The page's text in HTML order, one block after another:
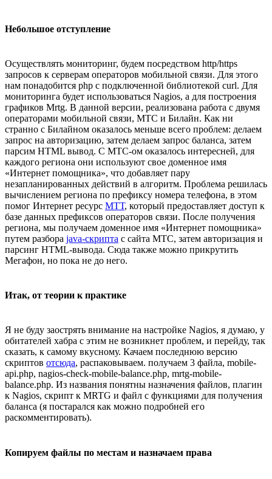
Небольшое отступление
Осуществлять мониторинг, будем посредством http/https
запросов к серверам операторов мобильной связи. Для этого
нам понадобится php с подключенной библиотекой curl. Для
мониторинга будет использоваться Nagios, а для построения
графиков Mrtg. В данной версии, реализована работа с двумя
операторами мобильной связи, МТС и Билайн. Как ни
странно с Билайном оказалось меньше всего проблем: делаем
запрос на авторизацию, затем делаем запрос баланса, затем
парсим HTML вывод. С МТС-ом оказалось интересней, для
каждого региона они используют свое доменное имя
«Интернет помощника», что добавляет пару
незапланированных действий в алгоритм. Проблема решилась
вычислением региона по префиксу номера телефона, в этом
помог Интернет ресурс МТТ, который предоставляет доступ к
базе данных префиксов операторов связи. После получения
региона, мы получаем доменное имя «Интернет помощника»
путем разбора java-скрипта с сайта МТС, затем авторизация и
парсинг HTML-вывода. Сюда также можно прикрутить
Мегафон, но пока не до него.
Итак, от теории к практике
Я не буду заострять внимание на настройке Nagios, я думаю, у
обитателей хабра с этим не возникнет проблем, и перейду, так
сказать, к самому вкусному. Качаем последнюю версию
скриптов отсюда, распаковываем. получаем 3 файла, mobile-
api.php, nagios-check-mobile-balance.php, mrtg-mobile-
balance.php. Из названия понятны назначения файлов, плагин
к Nagios, скрипт к MRTG и файл с функциями для получения
баланса (я постарался как можно подробней его
раскомментировать).
Копируем файлы по местам и назначаем права